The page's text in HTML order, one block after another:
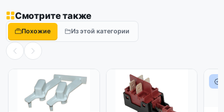
Смотрите также
Похожие Из этой категории